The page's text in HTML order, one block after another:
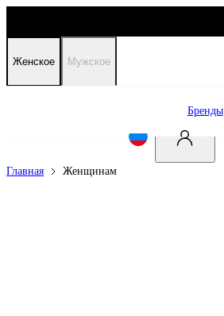
Женское Мужское
Бренды
Главная Женщинам